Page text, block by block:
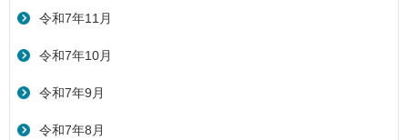
令和7年11月
令和7年10月
令和7年9月
令和7年8月